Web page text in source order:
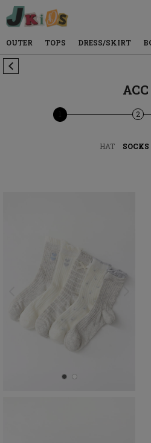
TOPS DRESS/SKIRT BOTTOM
ACC
2
HAT SOCKS